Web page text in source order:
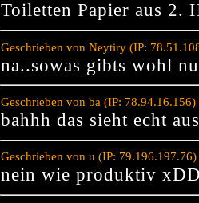
Toiletten Papier aus 2.
Geschrieben von Neytiry (IP:
na..sowas gibts wohl
Geschrieben von ba (IP:
bahhh das sieht echt aus
Geschrieben von u (IP:
nein wie produktiv